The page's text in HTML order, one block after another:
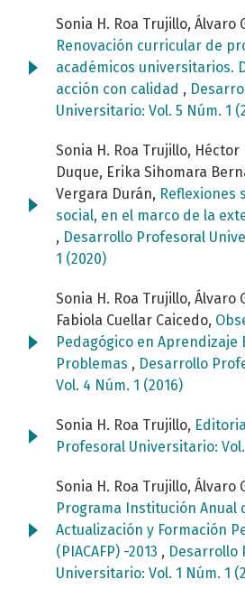
Sonia H. Roa Trujillo, Álvaro
Renovación curricular de
académicos universitarios.
acción con calidad ,
Universitario: Vol. 5 Núm. 1
Sonia H. Roa Trujillo,
Duque, Erika Sihomara
Vergara Durán, Reflexiones
social, en el marco de la
, Desarrollo Profesoral
1 (2020)
Sonia H. Roa Trujillo, Álvaro
Fabiola Cuellar Caicedo,
Pedagógico en Aprendizaje
Problemas , Desarrollo
Vol. 4 Núm. 1 (2016)
Sonia H. Roa Trujillo,
Profesoral Universitario: Vol.
Sonia H. Roa Trujillo, Álvaro
Programa Institución Anual
Actualización y Formación
(PIACAFP) -2013 , Desarrollo
Universitario: Vol. 1 Núm. 1